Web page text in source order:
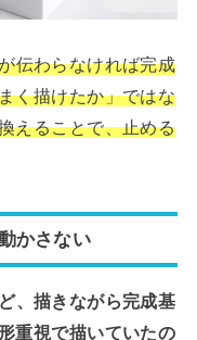
伝わらなければ完成
く描けたか」ではな
えることで、止める
かさない
、描きながら完成基
重視で描いていたの